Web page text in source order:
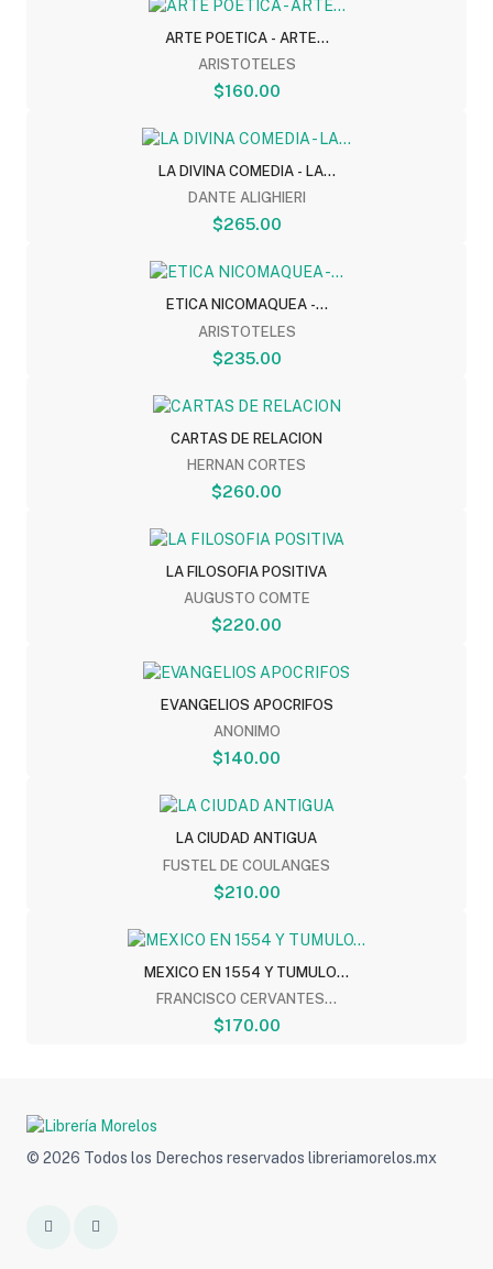
ARTE POETICA - ARTE...
ARISTOTELES
$160.00
LA DIVINA COMEDIA - LA...
DANTE ALIGHIERI
$265.00
ETICA NICOMAQUEA -...
ARISTOTELES
$235.00
CARTAS DE RELACION
HERNAN CORTES
$260.00
LA FILOSOFIA POSITIVA
AUGUSTO COMTE
$220.00
EVANGELIOS APOCRIFOS
ANONIMO
$140.00
LA CIUDAD ANTIGUA
FUSTEL DE COULANGES
$210.00
MEXICO EN 1554 Y TUMULO...
FRANCISCO CERVANTES...
$170.00
© 2026 Todos los Derechos reservados libreriamorelos.mx